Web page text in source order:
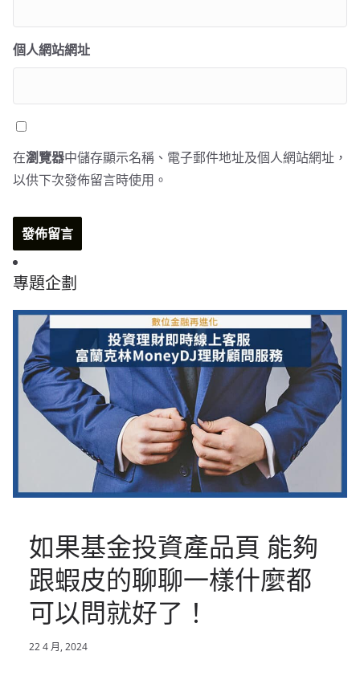
個人網站網址
在瀏覽器中儲存顯示名稱、電子郵件地址及個人網站網址，
以供下次發佈留言時使用。
專題企劃
如果基金投資產品頁 能夠
跟蝦皮的聊聊一樣什麼都
可以問就好了！
22 4 月, 2024